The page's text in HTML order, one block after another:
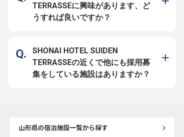
TERRASSEに興味があります、ど
うすれば良いですか？
SHONAI HOTEL SUIDEN
TERRASSEの近くで他にも採用募
集をしている施設はありますか？
山形県の宿泊施設一覧から探す